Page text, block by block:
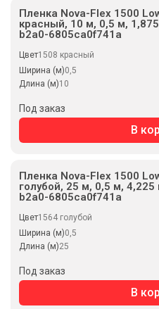
Пленка Nova-Flex 1500
красный, 10 м, 0,5 м,
b2a0-6805ca0f741a
Цвет1508 красный
Ширина (м)0,5
Длина (м)10
Под заказ
В
Пленка Nova-Flex 1500
голубой, 25 м, 0,5 м,
b2a0-6805ca0f741a
Цвет1564 голубой
Ширина (м)0,5
Длина (м)25
Под заказ
В